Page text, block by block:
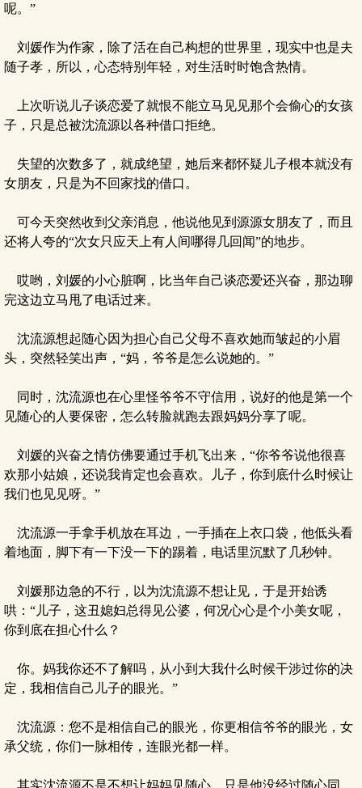
呢。”
刘媛作为作家，除了活在自己构想的世界里，现实中也是夫
随子孝，所以，心态特别年轻，对生活时时饱含热情。
上次听说儿子谈恋爱了就恨不能立马见见那个会偷心的女孩
子，只是总被沈流源以各种借口拒绝。
失望的次数多了，就成绝望，她后来都怀疑儿子根本就没有
女朋友，只是为不回家找的借口。
可今天突然收到父亲消息，他说他见到源源女朋友了，而且
还将人夸的“次女只应天上有人间哪得几回闻”的地步。
哎哟，刘媛的小心脏啊，比当年自己谈恋爱还兴奋，那边聊
完这边立马甩了电话过来。
沈流源想起随心因为担心自己父母不喜欢她而皱起的小眉
头，突然轻笑出声，“妈，爷爷是怎么说她的。”
同时，沈流源也在心里怪爷爷不守信用，说好的他是第一个
见随心的人要保密，怎么转脸就跑去跟妈妈分享了呢。
刘媛的兴奋之情仿佛要通过手机飞出来，“你爷爷说他很喜
欢那小姑娘，还说我肯定也会喜欢。儿子，你到底什么时候让
我们也见见呀。”
沈流源一手拿手机放在耳边，一手插在上衣口袋，他低头看
着地面，脚下有一下没一下的踢着，电话里沉默了几秒钟。
刘媛那边急的不行，以为沈流源不想让见，于是开始诱
哄：“儿子，这丑媳妇总得见公婆，何况心心是个小美女呢，
你到底在担心什么？
你。妈我你还不了解吗，从小到大我什么时候干涉过你的决
定，我相信自己儿子的眼光。”
沈流源：您不是相信自己的眼光，你更相信爷爷的眼光，女
承父统，你们一脉相传，连眼光都一样。
其实沈流源不是不想让妈妈见随心，只是他没经过随心同